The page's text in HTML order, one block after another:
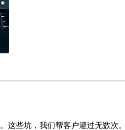
这些坑，我们帮客户避过无数次。